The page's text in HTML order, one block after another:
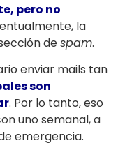
pero no
la
despam.
enviar mails tan
son
. Por lo tanto, eso
uno semanal, a
emergencia.